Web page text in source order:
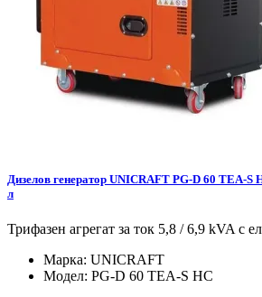
Дизелов генератор UNICRAFT PG-D 60 TEA-S
л
Трифазен агрегат за ток 5,8 / 6,9 kVA с
Марка: UNICRAFT
Модел: PG-D 60 TEA-S HC